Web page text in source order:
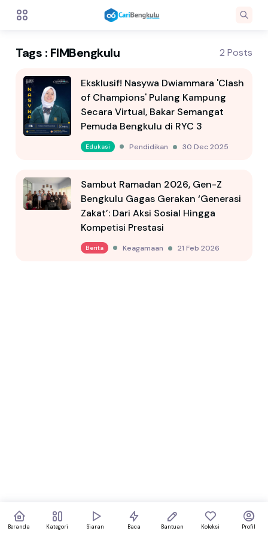
Tags : FIMBengkulu 2 Posts
Eksklusif! Nasywa Dwiammara 'Clash
of Champions' Pulang Kampung
Secara Virtual, Bakar Semangat
Pemuda Bengkulu di RYC 3
Edukasi Pendidikan 30 Dec 2025
Sambut Ramadan 2026, Gen-Z
Bengkulu Gagas Gerakan ‘Generasi
Zakat’: Dari Aksi Sosial Hingga
Kompetisi Prestasi
Berita Keagamaan 21 Feb 2026
Beranda Kategori Siaran Baca Bantuan Koleksi Profil